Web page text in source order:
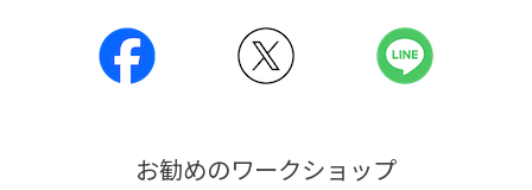
お勧めのワークショップ